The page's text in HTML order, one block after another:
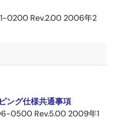
0200 Rev.2.00 2006年2
ング仕様共通事項
0500 Rev.5.00 2009年1